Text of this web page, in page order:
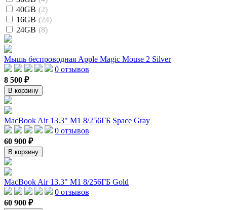
40GB (2)
16GB (24)
24GB (8)
Мышь беспроводная Apple Magic Mouse 2 Silver
0 отзывов
8 500 ₽
В корзину
MacBook Air 13.3" M1 8/256ГБ Space Gray
0 отзывов
60 900 ₽
В корзину
MacBook Air 13.3" M1 8/256ГБ Gold
0 отзывов
60 900 ₽